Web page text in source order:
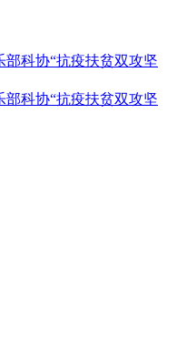
部科协“抗疫扶贫双攻坚
部科协“抗疫扶贫双攻坚